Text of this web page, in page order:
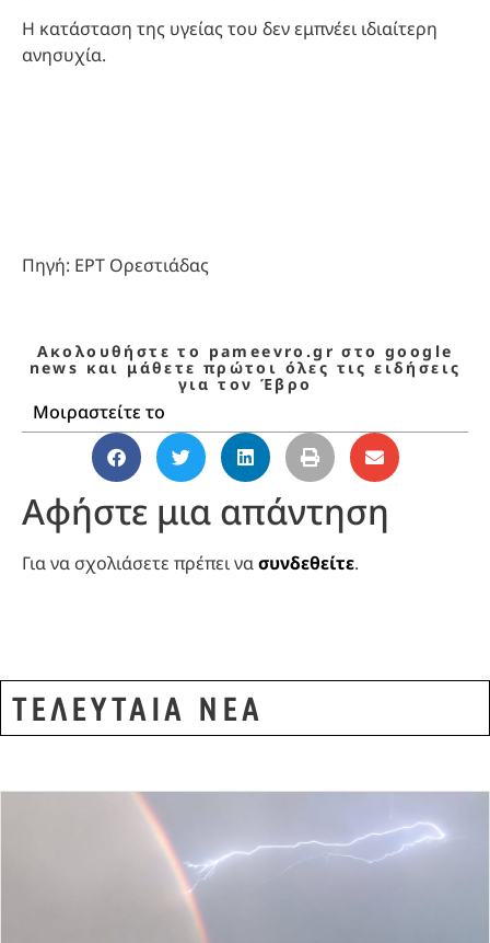
Η κατάσταση της υγείας του δεν εμπνέει ιδιαίτερη
ανησυχία.
Πηγή: ΕΡΤ Ορεστιάδας
Ακολουθήστε το pameevro.gr στο google
news και μάθετε πρώτοι όλες τις ειδήσεις
για τον Έβρο
Μοιραστείτε το
Αφήστε μια απάντηση
Για να σχολιάσετε πρέπει νασυνδεθείτε.
ΤΕΛΕΥΤΑΙΑ ΝΕΑ